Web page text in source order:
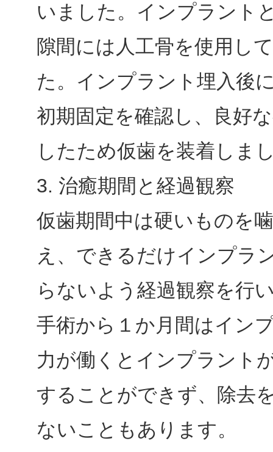
いました。インプラント
隙間には人工骨を使用し
た。インプラント埋入後
初期固定を確認し、良好
したため仮歯を装着しま
3. 治癒期間と経過観察
仮歯期間中は硬いものを
え、できるだけインプラ
らないよう経過観察を行
手術から１か月間はイン
力が働くとインプラント
することができず、除去
ないこともあります。